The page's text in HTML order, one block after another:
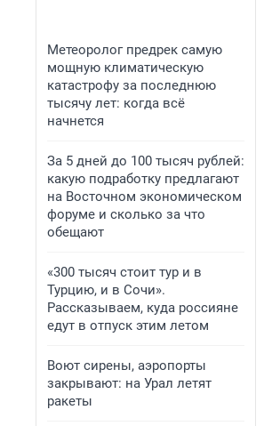
Метеоролог предрек самую
мощную климатическую
катастрофу за последнюю
тысячу лет: когда всё
начнется
За 5 дней до 100 тысяч рублей:
какую подработку предлагают
на Восточном экономическом
форуме и сколько за что
обещают
«300 тысяч стоит тур и в
Турцию, и в Сочи».
Рассказываем, куда россияне
едут в отпуск этим летом
Воют сирены, аэропорты
закрывают: на Урал летят
ракеты